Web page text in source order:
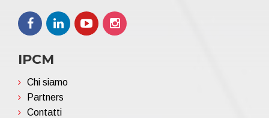
IPCM
Chi siamo
Partners
Contatti